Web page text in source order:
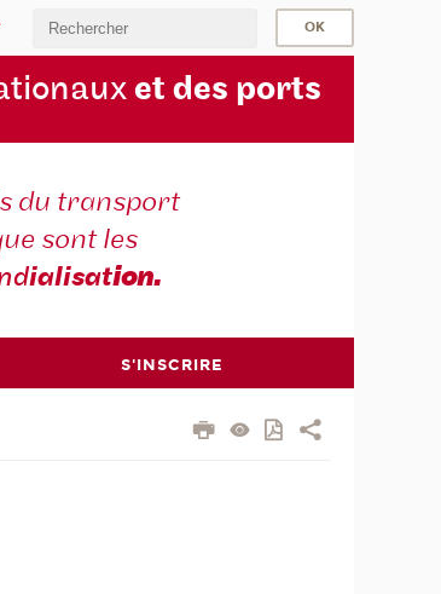
et des ports
du transport
sont les
ialisation.
S'INSCRIRE